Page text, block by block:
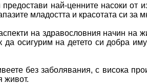
най-ценните насоки
младостта и красотата си за
на здравословния начин на
да осигурим на детето си добра
без заболявания, с висока
живот.